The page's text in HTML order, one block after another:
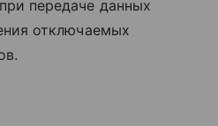
передаче данных
отключаемых